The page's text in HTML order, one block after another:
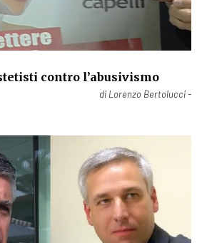
contro l’abusivismo
di Lorenzo Bertolucci -